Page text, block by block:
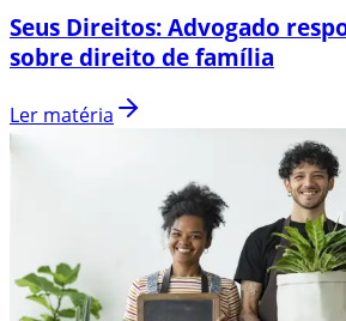
Seus Direitos: Advogado
sobre direito de família
Ler matéria